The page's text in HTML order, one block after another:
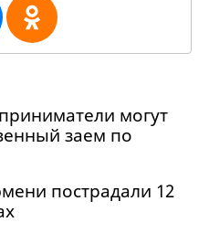
могут
заем по
пострадали 12